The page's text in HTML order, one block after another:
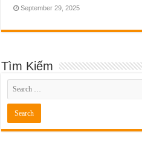
September 29, 2025
Tìm Kiếm